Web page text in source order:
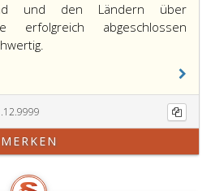
und den Ländern über
erfolgreich abgeschlossen
MERKEN